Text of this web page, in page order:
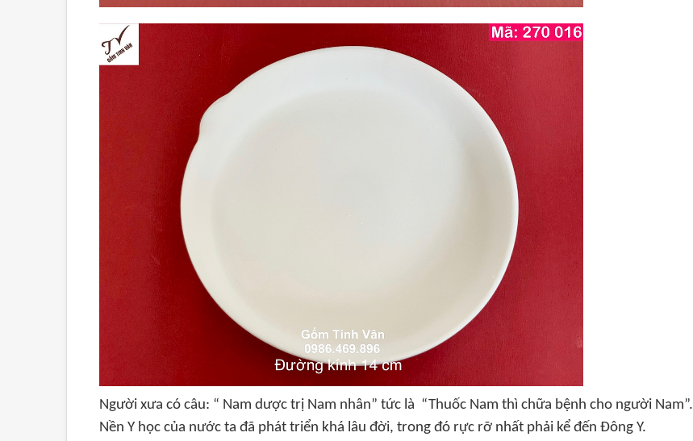
Người xưa có câu: “ Nam dược trị Nam nhân” tức là “Thuốc Nam thì chữa bệnh cho người Nam”.
Nền Y học của nước ta đã phát triển khá lâu đời, trong đó rực rỡ nhất phải kể đến Đông Y.